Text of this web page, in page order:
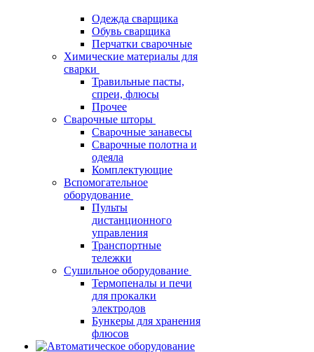
Одежда сварщика
Обувь сварщика
Перчатки сварочные
Химические материалы для
сварки
Травильные пасты,
спреи, флюсы
Прочее
Сварочные шторы
Сварочные занавесы
Сварочные полотна и
одеяла
Комплектующие
Вспомогательное
оборудование
Пульты
дистанционного
управления
Транспортные
тележки
Сушильное оборудование
Термопеналы и печи
для прокалки
электродов
Бункеры для хранения
флюсов